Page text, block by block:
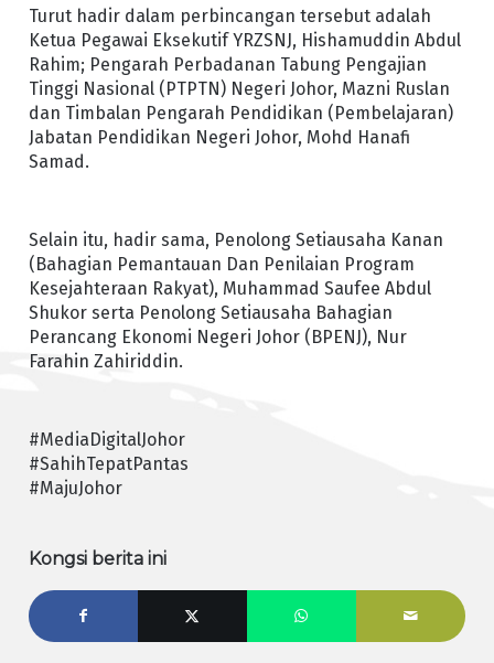
Turut hadir dalam perbincangan tersebut adalah
Ketua Pegawai Eksekutif YRZSNJ, Hishamuddin Abdul
Rahim; Pengarah Perbadanan Tabung Pengajian
Tinggi Nasional (PTPTN) Negeri Johor, Mazni Ruslan
dan Timbalan Pengarah Pendidikan (Pembelajaran)
Jabatan Pendidikan Negeri Johor, Mohd Hanafi
Samad.
Selain itu, hadir sama, Penolong Setiausaha Kanan
(Bahagian Pemantauan Dan Penilaian Program
Kesejahteraan Rakyat), Muhammad Saufee Abdul
Shukor serta Penolong Setiausaha Bahagian
Perancang Ekonomi Negeri Johor (BPENJ), Nur
Farahin Zahiriddin.
#MediaDigitalJohor
#SahihTepatPantas
#MajuJohor
Kongsi berita ini